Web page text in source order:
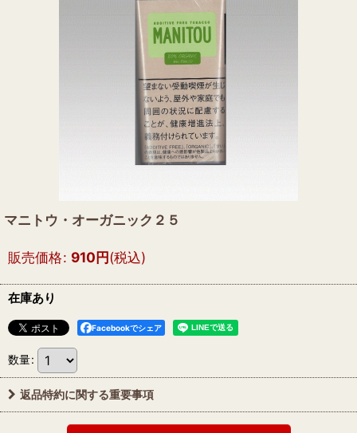
マニトウ・オーガニック２５
販売価格: 910円(税込)
在庫あり
Facebookでシェア
数量:
返品特約に関する重要事項